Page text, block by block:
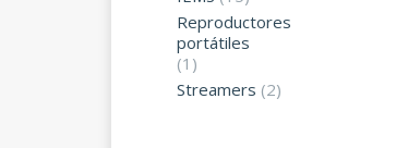
Reproductores
portátiles
(1)
Streamers (2)